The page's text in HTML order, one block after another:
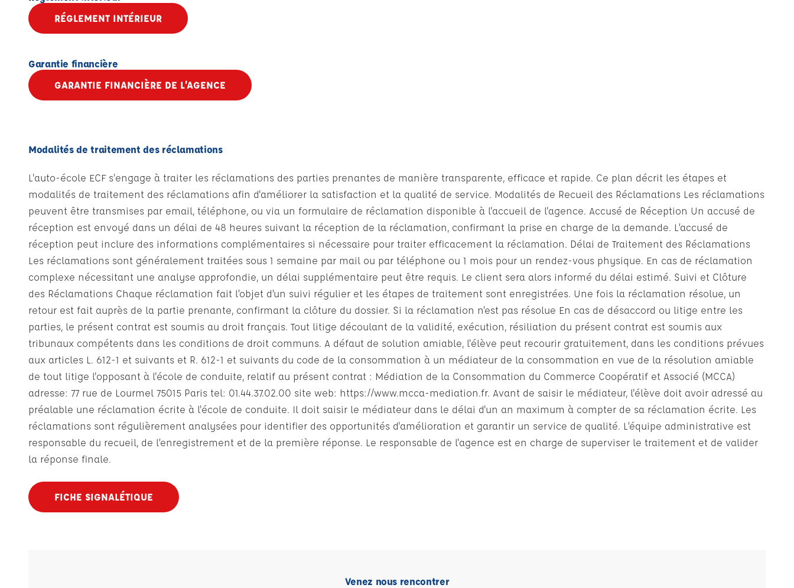
RÉGLEMENT INTÉRIEUR
Garantie financière
GARANTIE FINANCIÈRE DE L’AGENCE
Modalités de traitement des réclamations
L'auto-école ECF s'engage à traiter les réclamations des parties prenantes de manière transparente, efficace et rapide. Ce plan décrit les étapes et
modalités de traitement des réclamations afin d'améliorer la satisfaction et la qualité de service. Modalités de Recueil des Réclamations Les réclamations
peuvent être transmises par email, téléphone, ou via un formulaire de réclamation disponible à l'accueil de l'agence. Accusé de Réception Un accusé de
réception est envoyé dans un délai de 48 heures suivant la réception de la réclamation, confirmant la prise en charge de la demande. L’accusé de
réception peut inclure des informations complémentaires si nécessaire pour traiter efficacement la réclamation. Délai de Traitement des Réclamations
Les réclamations sont généralement traitées sous 1 semaine par mail ou par téléphone ou 1 mois pour un rendez-vous physique. En cas de réclamation
complexe nécessitant une analyse approfondie, un délai supplémentaire peut être requis. Le client sera alors informé du délai estimé. Suivi et Clôture
des Réclamations Chaque réclamation fait l’objet d’un suivi régulier et les étapes de traitement sont enregistrées. Une fois la réclamation résolue, un
retour est fait auprès de la partie prenante, confirmant la clôture du dossier. Si la réclamation n’est pas résolue En cas de désaccord ou litige entre les
parties, le présent contrat est soumis au droit français. Tout litige découlant de la validité, exécution, résiliation du présent contrat est soumis aux
tribunaux compétents dans les conditions de droit communs. A défaut de solution amiable, l'élève peut recourir gratuitement, dans les conditions prévues
aux articles L. 612-1 et suivants et R. 612-1 et suivants du code de la consommation à un médiateur de la consommation en vue de la résolution amiable
de tout litige l'opposant à l'école de conduite, relatif au présent contrat : Médiation de la Consommation du Commerce Coopératif et Associé (MCCA)
adresse: 77 rue de Lourmel 75015 Paris tel: 01.44.37.02.00 site web: https://www.mcca-mediation.fr. Avant de saisir le médiateur, l'élève doit avoir adressé au
préalable une réclamation écrite à l'école de conduite. Il doit saisir le médiateur dans le délai d'un an maximum à compter de sa réclamation écrite. Les
réclamations sont régulièrement analysées pour identifier des opportunités d'amélioration et garantir un service de qualité. L’équipe administrative est
responsable du recueil, de l’enregistrement et de la première réponse. Le responsable de l'agence est en charge de superviser le traitement et de valider
la réponse finale.
FICHE SIGNALÉTIQUE
Venez nous rencontrer